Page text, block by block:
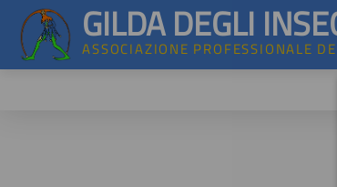
GILDA DEGLI
ASSOCIAZIONE PROFESSIONALE